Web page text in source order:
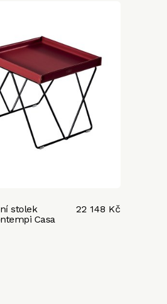
stolek
Casa
22 148 Kč